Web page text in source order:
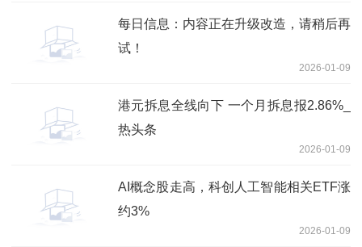
每日信息：内容正在升级改造，请稍后再
试！
2026-01-09
港元拆息全线向下 一个月拆息报2.86%_
热头条
2026-01-09
AI概念股走高，科创人工智能相关ETF涨
约3%
2026-01-09